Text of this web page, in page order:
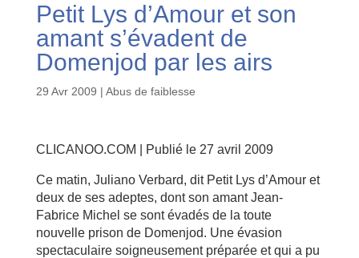
Petit Lys d’Amour et son
amant s’évadent de
Domenjod par les airs
29 Avr 2009 | Abus de faiblesse
CLICANOO.COM | Publié le 27 avril 2009
Ce matin, Juliano Verbard, dit Petit Lys d’Amour et
deux de ses adeptes, dont son amant Jean-
Fabrice Michel se sont évadés de la toute
nouvelle prison de Domenjod. Une évasion
spectaculaire soigneusement préparée et qui a pu